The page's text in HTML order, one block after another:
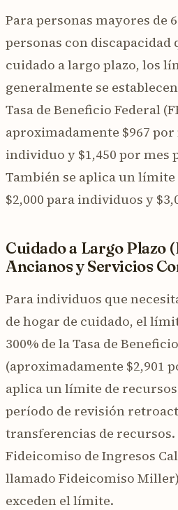
Para personas mayores de
personas con discapacidad
cuidado a largo plazo, los
generalmente se
Tasa de Beneficio Federal
aproximadamente $967
individuo y $1,450 por mes
También se aplica un límite
$2,000 para individuos y
Cuidado a Largo Plazo
Ancianos y Servicios
Para individuos que
de hogar de cuidado, el
300% de la Tasa de
(aproximadamente $2,901
aplica un límite de recursos
período de revisión
transferencias de recursos.
Fideicomiso de Ingresos
llamado Fideicomiso
exceden el límite.